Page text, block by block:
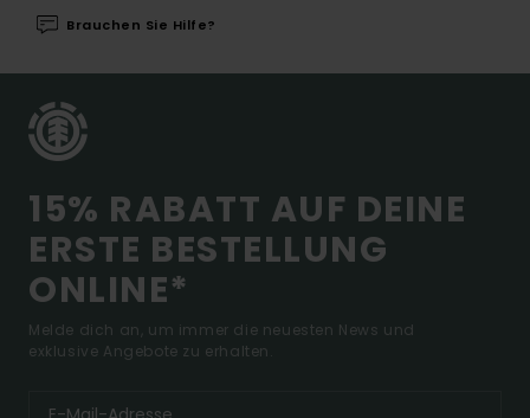
Brauchen Sie Hilfe?
15% RABATT AUF DEINE
ERSTE BESTELLUNG
ONLINE*
Melde dich an, um immer die neuesten News und
exklusive Angebote zu erhalten.